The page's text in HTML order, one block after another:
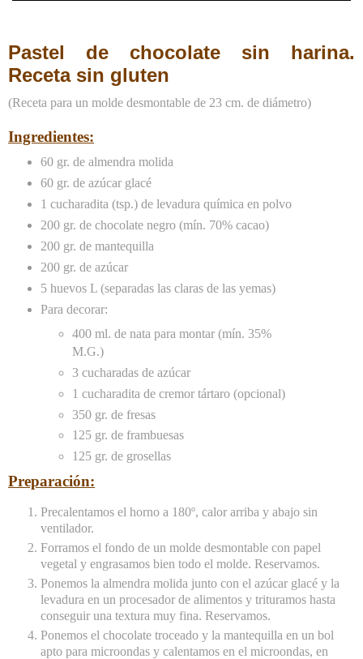
Pastel de chocolate sin harina.
Receta sin gluten
(Receta para un molde desmontable de 23 cm. de diámetro)
Ingredientes:
60 gr. de almendra molida
60 gr. de azúcar glacé
1 cucharadita (tsp.) de levadura química en polvo
200 gr. de chocolate negro (mín. 70% cacao)
200 gr. de mantequilla
200 gr. de azúcar
5 huevos L (separadas las claras de las yemas)
Para decorar:
400 ml. de nata para montar (mín. 35%
M.G.)
3 cucharadas de azúcar
1 cucharadita de cremor tártaro (opcional)
350 gr. de fresas
125 gr. de frambuesas
125 gr. de grosellas
Preparación:
Precalentamos el horno a 180º, calor arriba y abajo sin
ventilador.
Forramos el fondo de un molde desmontable con papel
vegetal y engrasamos bien todo el molde. Reservamos.
Ponemos la almendra molida junto con el azúcar glacé y la
levadura en un procesador de alimentos y trituramos hasta
conseguir una textura muy fina. Reservamos.
Ponemos el chocolate troceado y la mantequilla en un bol
apto para microondas y calentamos en el microondas, en